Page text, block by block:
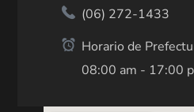
(06) 272-1433
Horario de
08:00 am - 17:00